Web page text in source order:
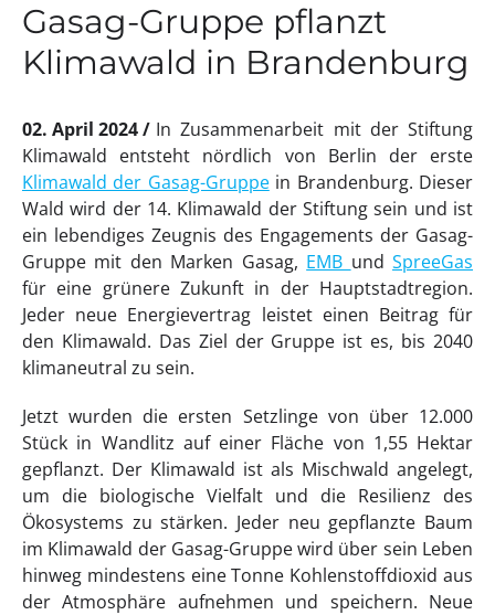
Gasag-Gruppe pflanzt
Klimawald in Brandenburg
02. April 2024
In Zusammenarbeit mit der Stiftung
Klimawald entsteht nördlich von Berlin der erste
Klimawald der Gasag-Gruppein Brandenburg. Dieser
Wald wird der 14. Klimawald der Stiftung sein und ist
ein lebendiges Zeugnis des Engagements der Gasag-
Gruppe mit den Marken Gasag, EMB undSpreeGas
für eine grünere Zukunft in der Hauptstadtregion.
Jeder neue Energievertrag leistet einen Beitrag für
den Klimawald. Das Ziel der Gruppe ist es, bis 2040
klimaneutral zu sein.
Jetzt wurden die ersten Setzlinge von über 12.000
Stück in Wandlitz auf einer Fläche von 1,55 Hektar
gepflanzt. Der Klimawald ist als Mischwald angelegt,
um die biologische Vielfalt und die Resilienz des
Ökosystems zu stärken. Jeder neu gepflanzte Baum
im Klimawald der Gasag-Gruppe wird über sein Leben
hinweg mindestens eine Tonne Kohlenstoffdioxid aus
der Atmosphäre aufnehmen und speichern. Neue